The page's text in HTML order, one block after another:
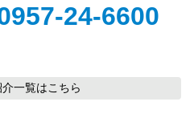
24-6600
介一覧はこちら